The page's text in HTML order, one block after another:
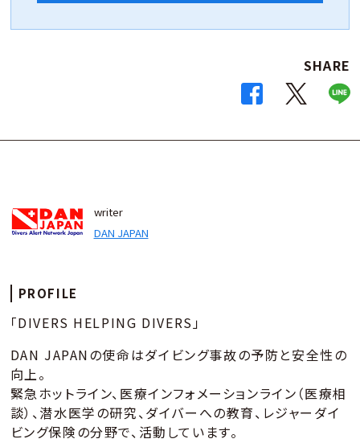
SHARE
writer
DAN JAPAN
PROFILE
「DIVERS HELPING DIVERS」
DAN JAPANの使命はダイビング事故の予防と安全性の
向上。
緊急ホットライン、医療インフォメーションライン（医療相
談）、潜水医学の研究、ダイバーへの教育、レジャーダイ
ビング保険の分野で、活動しています。